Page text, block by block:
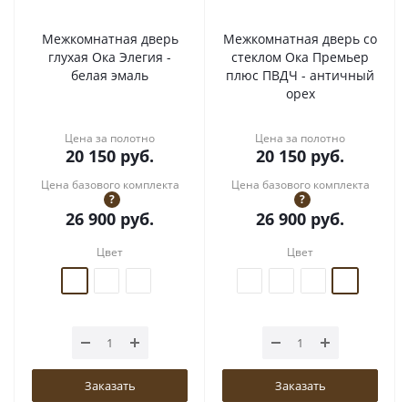
Межкомнатная дверь
глухая Ока Элегия -
белая эмаль
Цена за полотно
20 150 руб.
Цена базового комплекта
?
26 900 руб.
Цвет
Заказать
Межкомнатная дверь со
стеклом Ока Премьер
плюс ПВДЧ - античный
орех
Цена за полотно
20 150 руб.
Цена базового комплекта
?
26 900 руб.
Цвет
Заказать